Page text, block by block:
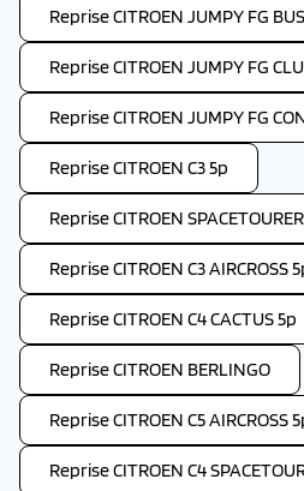
Reprise CITROEN JUMPY FG
Reprise CITROEN JUMPY FG
Reprise CITROEN JUMPY FG
Reprise CITROEN C3 5p
Reprise CITROEN SPACETOURER
Reprise CITROEN C3 AIRCROSS
Reprise CITROEN C4 CACTUS 5p
Reprise CITROEN BERLINGO
Reprise CITROEN C5 AIRCROSS
Reprise CITROEN C4